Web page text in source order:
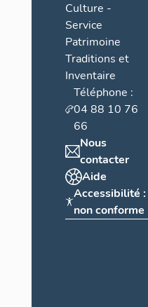
Culture -
Service
Patrimoine
Traditions et
Inventaire
Téléphone :
04 88 10 76
66
Nous
contacter
Aide
Accessibilité :
non conforme